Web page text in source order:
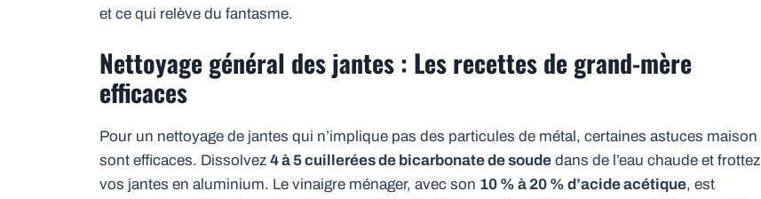
et ce qui relève du fantasme.
Nettoyage général des jantes : Les recettes de grand-mère
efficaces
Pour un nettoyage de jantes qui n’implique pas des particules de métal, certaines astuces maison
sont efficaces. Dissolvez 4 à 5 cuillerées de bicarbonate de soude dans de l’eau chaude et frottez
vos jantes en aluminium. Le vinaigre ménager, avec son 10 % à 20 % d’acide acétique, est